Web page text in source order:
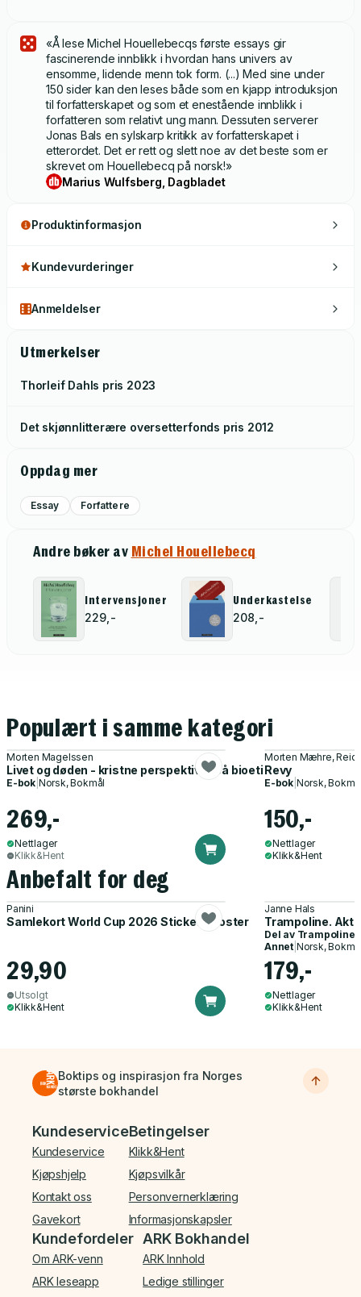
«Å lese Michel Houellebecqs første essays gir
fascinerende innblikk i hvordan hans univers av
ensomme, lidende menn tok form. (...) Med sine under
150 sider kan den leses både som en kjapp introduksjon
til forfatterskapet og som et enestående innblikk i
forfatteren som relativt ung mann. Dessuten serverer
Jonas Bals en sylskarp kritikk av forfatterskapet i
etterordet. Det er rett og slett noe av det beste som er
skrevet om Houellebecq på norsk!»
Marius Wulfsberg, Dagbladet
Produktinformasjon
Kundevurderinger
Anmeldelser
Utmerkelser
Thorleif Dahls pris 2023
Det skjønnlitterære oversetterfonds pris 2012
Oppdag mer
Essay Forfattere
Andre bøker av Michel Houellebecq
Intervensjoner
229,-
Underkastelse
208,-
Populært i samme kategori
Morten Magelssen
Livet og døden - kristne perspektiver på bioetikk
E-bok Norsk, Bokmål
269,-
Nettlager
Klikk&Hent
Morten Mæhre,
Revy
E-bok| Norsk,
150,-
Nettlager
Klikk&Hent
Anbefalt for deg
Panini
Samlekort World Cup 2026 Sticker Booster
29,90
Utsolgt
Klikk&Hent
Janne Hals
Trampoline.
Del av Trampoline
Annet| Norsk,
179,-
Nettlager
Klikk&Hent
Boktips og inspirasjon fra Norges
største bokhandel
Bunnmeny
Kundeservice
Kundeservice
Kjøpshjelp
Kontakt oss
Gavekort
Betingelser
Klikk&Hent
Kjøpsvilkår
Personvernerklæring
Informasjonskapsler
Kundefordeler
Om ARK-venn
ARK leseapp
ARK Bokhandel
ARK Innhold
Ledige stillinger